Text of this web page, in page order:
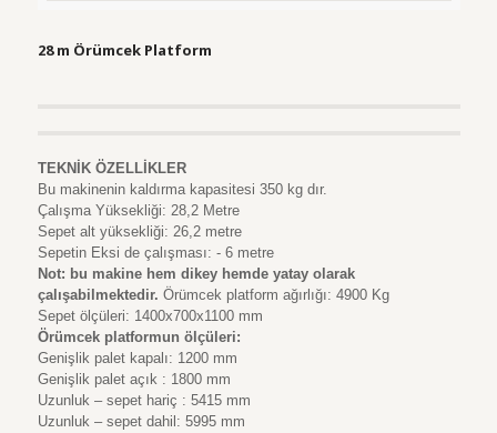
28 m Örümcek Platform
TEKNİK ÖZELLİKLER
Bu makinenin kaldırma kapasitesi 350 kg dır.
Çalışma Yüksekliği: 28,2 Metre
Sepet alt yüksekliği: 26,2 metre
Sepetin Eksi de çalışması: - 6 metre
Not: bu makine hem dikey hemde yatay olarak
çalışabilmektedir. Örümcek platform ağırlığı: 4900 Kg
Sepet ölçüleri: 1400x700x1100 mm
Örümcek platformun ölçüleri:
Genişlik palet kapalı: 1200 mm
Genişlik palet açık : 1800 mm
Uzunluk – sepet hariç : 5415 mm
Uzunluk – sepet dahil: 5995 mm